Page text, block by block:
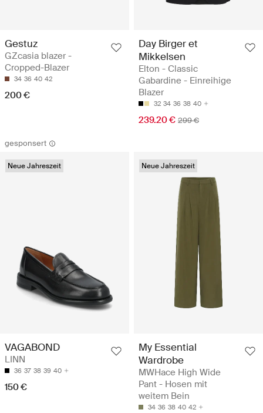
Gestuz
GZcasia blazer -
Cropped-Blazer
34 36 40 42
200 €
Day Birger et
Mikkelsen
Elton - Classic
Gabardine - Einreihige
Blazer
32 34 36 38 40
239.20 € 299 €
gesponsert
Neue Jahreszeit
VAGABOND
LINN
36 37 38 39 40
150 €
Neue Jahreszeit
My Essential
Wardrobe
MWHace High Wide
Pant - Hosen mit
weitem Bein
34 36 38 40 42